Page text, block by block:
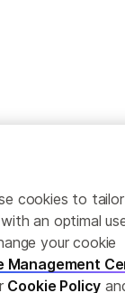
cookies to tailor
an optimal
your cookie
Management
Cookie Policy